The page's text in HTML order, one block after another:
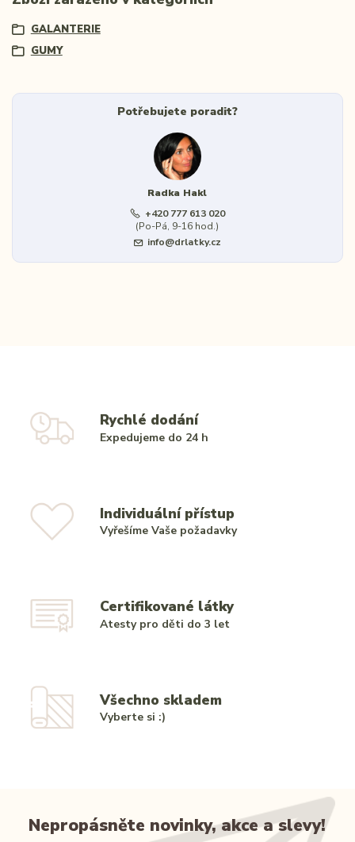
GALANTERIE
GUMY
Potřebujete poradit?
Radka Hakl
+420 777 613 020
(Po-Pá, 9-16 hod.)
info@drlatky.cz
Rychlé dodání
Expedujeme do 24 h
Individuální přístup
Vyřešíme Vaše požadavky
Certifikované látky
Atesty pro děti do 3 let
Všechno skladem
Vyberte si :)
Nepropásněte novinky, akce a slevy!